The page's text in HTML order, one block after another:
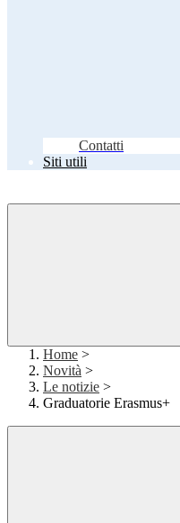
Contatti
Siti utili
Home >
Novità >
Le notizie >
Graduatorie Erasmus+